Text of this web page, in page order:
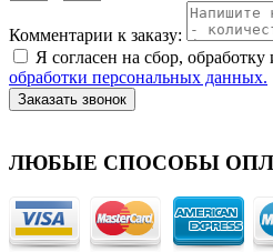
Комментарии к заказу:
Я согласен на сбор,
обработки персональных данных.
Заказать звонок
ЛЮБЫЕ СПОСОБЫ